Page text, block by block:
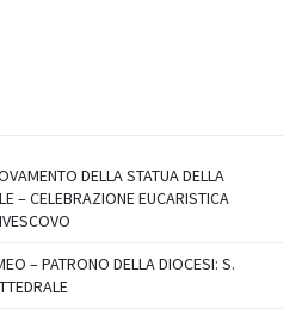
DELLA STATUA DELLA
– CELEBRAZIONE EUCARISTICA
– PATRONO DELLA DIOCESI: S.